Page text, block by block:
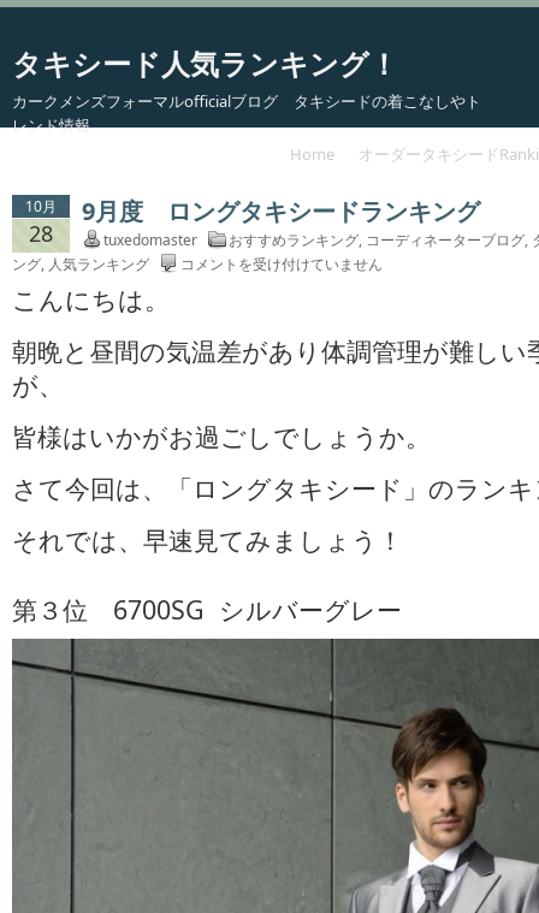
タキシード人気ランキング！
カークメンズフォーマルofficialブログ タキシードの着こなしやト
レンド情報
Home
オーダータキシード
10月
28
9月度 ロングタキシードランキング
tuxedomaster おすすめランキング, コーディネーターブログ,
ング, 人気ランキング
9
ン
キ
シ
ー
ラ
ン
ン
グ
コメントを受け付けていません
こんにちは。
朝晩と昼間の気温差があり体調管理が難し
が、
皆様はいかがお過ごしでしょうか。
さて今回は、「ロングタキシード」のラン
それでは、早速見てみましょう！
第３位 6700SG シルバーグレー